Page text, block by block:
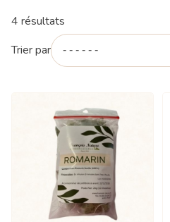
4 résultats
Trier par